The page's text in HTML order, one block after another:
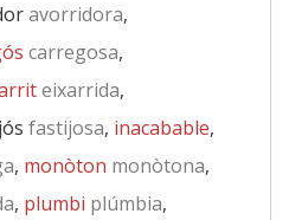
avorridora,
carregosa,
eixarrida,
fastijosa, inacabable,
, monòton monòtona,
, plumbi plúmbia,